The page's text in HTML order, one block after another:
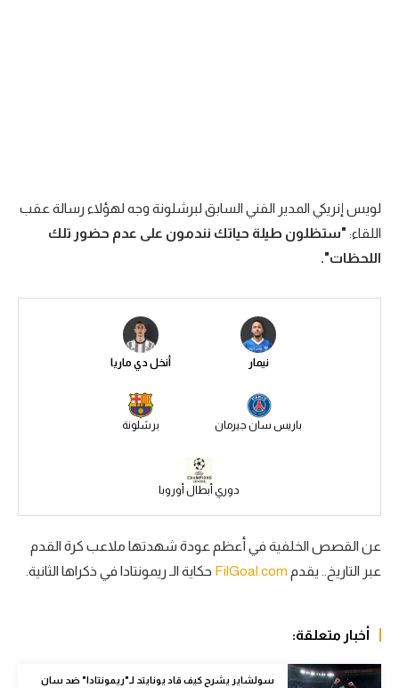
سعودي في الجول
الدوري الإنجليزي
كرة طائرة
في المونديال
رياضة نسائية
لويس إنريكي المدير الفني السابق لبرشلونة وجه لهؤلاء رسالة عقب
اللقاء: "ستظلون طيلة حياتك نندمون على عدم حضور تلك
اللحظات".
نيمار أنخل دي ماريا
باريس سان جيرمان برشلونة
دوري أبطال أوروبا
عن القصص الخلفية في أعظم عودة شهدتها ملاعب كرة القدم
عبر التاريخ.. يقدم FilGoal.com حكاية الـ ريمونتادا في ذكراها الثانية.
أخبار متعلقة:
سولشاير يشرح كيف قاد يونايتد لـ"ريمونتادا" ضد سان